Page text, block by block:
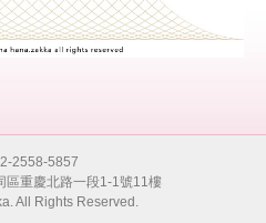
2558-5857
區重慶北路一段1-1號11樓
All Rights Reserved.